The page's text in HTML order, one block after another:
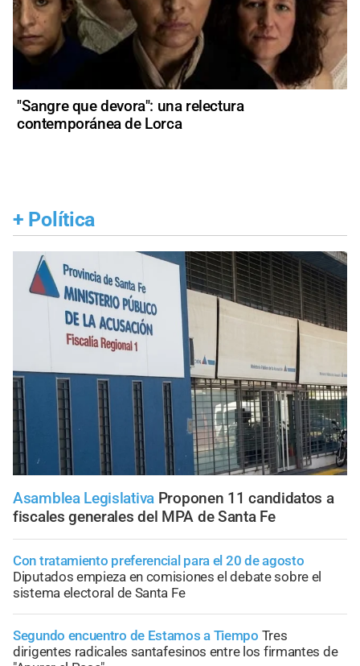
"Sangre que devora": una relectura
contemporánea de Lorca
+ Política
Asamblea Legislativa Proponen 11 candidatos a
fiscales generales del MPA de Santa Fe
Con tratamiento preferencial para el 20 de agosto
Diputados empieza en comisiones el debate sobre el
sistema electoral de Santa Fe
Segundo encuentro de Estamos a Tiempo Tres
dirigentes radicales santafesinos entre los firmantes de